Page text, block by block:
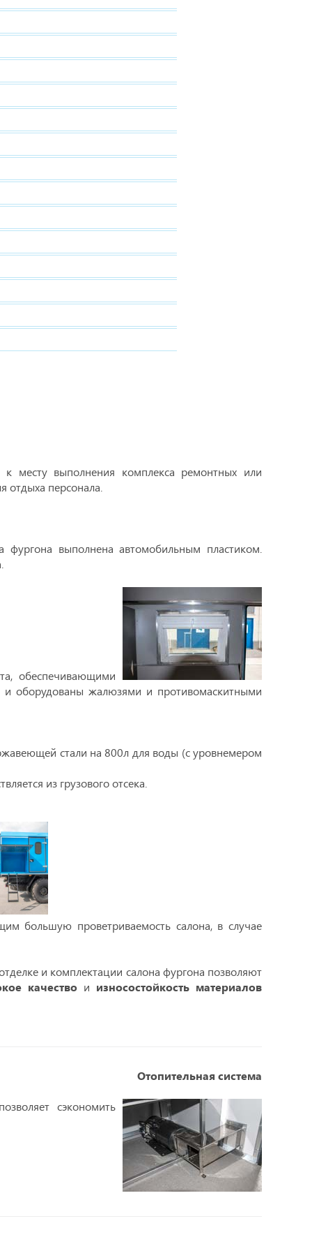
месту выполнения комплекса ремонтных или
отдыха персонала.
фургона выполнена автомобильным пластиком.
обеспечивающими
и оборудованы жалюзями и противомаскитными
стали на 800л для воды (с уровнемером
из грузового отсека.
большую проветриваемость салона, в случае
и комплектации салона фургона позволяют
качество и износостойкость материалов
Отопительная система
сэкономить